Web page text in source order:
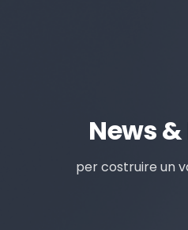
News
per costruire un